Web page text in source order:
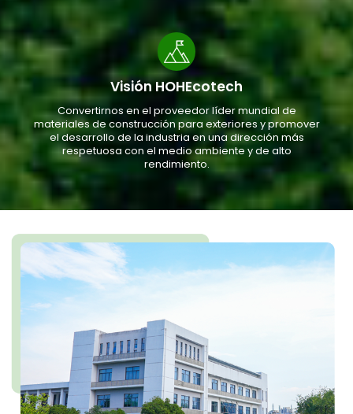
Visión HOHEcotech
Convertirnos en el proveedor líder mundial de
materiales de construcción para exteriores y promover
el desarrollo de la industria en una dirección más
respetuosa con el medio ambiente y de alto
rendimiento.